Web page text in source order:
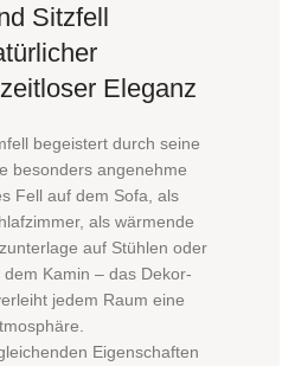
Sitzfell
Eleganz
begeistert durch seine
besonders angenehme
Fell auf dem Sofa, als
als wärmende
auf Stühlen oder
Kamin – das Dekor-
jedem Raum eine
Eigenschaften